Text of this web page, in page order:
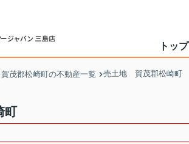
トップ
賀茂郡松崎町の不動産一覧 売土地 賀茂郡松崎町
町